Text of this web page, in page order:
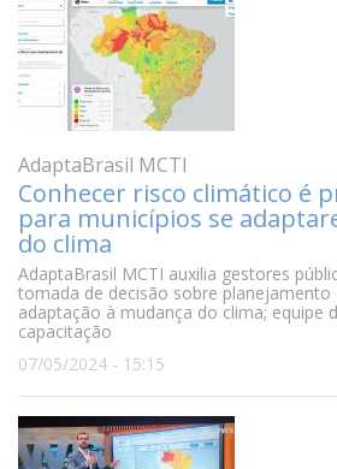
AdaptaBrasil MCTI
Conhecer risco climático é
para municípios se
do clima
AdaptaBrasil MCTI auxilia gestores
tomada de decisão sobre planejamento
adaptação à mudança do clima; equipe
capacitação
07/05/2024 - 15:15